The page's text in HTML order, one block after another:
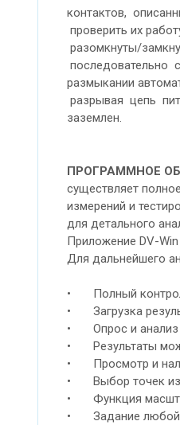
контактов,
проверить их
разомкнуты/
последовательно
размыкании
разрывая цепь
заземлен.
ПРОГРАММНОЕ
существляет
измерений и
для детального
Приложение DV-
Для дальнейшего
• Полный
• Загрузка
• Опрос и анализ
• Результаты
• Просмотр и
• Выбор точек
• Функция
• Задание любой